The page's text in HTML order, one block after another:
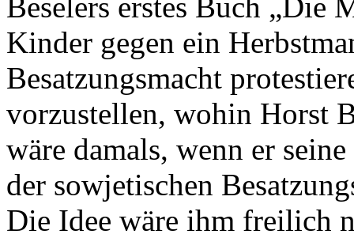
Kinder gegen ein
Besatzungsmacht
vorzustellen, wohin Horst
wäre damals, wenn er
der sowjetischen
Die Idee wäre ihm freilich